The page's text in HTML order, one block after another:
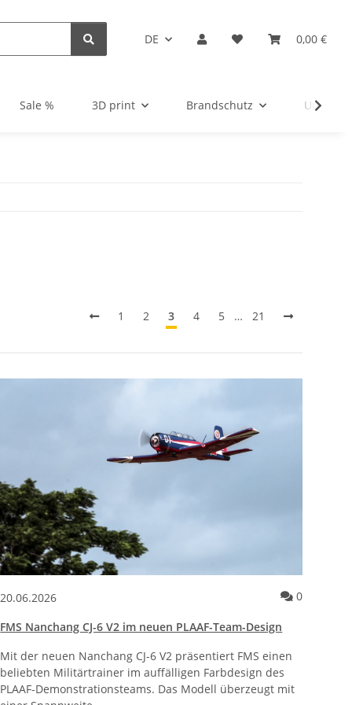
DE 0,00 €
Sale % 3D print Brandschutz
1 2 3 4 5 … 21
Twin jetzt als handliche Micro-Version
zum Artikel KAVAN Alpha 1500 V2 ARF jetzt lieferbar –
20.06.2026 0
FMS Nanchang CJ-6 V2 im neuen PLAAF-Team-Design
Mit der neuen Nanchang CJ-6 V2 präsentiert FMS einen
beliebten Militärtrainer im auffälligen Farbdesign des
PLAAF-Demonstrationsteams. Das Modell überzeugt mit